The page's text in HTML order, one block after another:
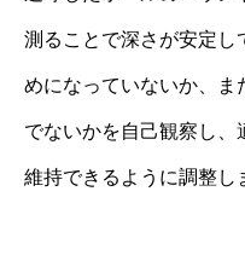
測ることで深さが安定し
めになっていないか、ま
でないかを自己観察し、
維持できるように調整し